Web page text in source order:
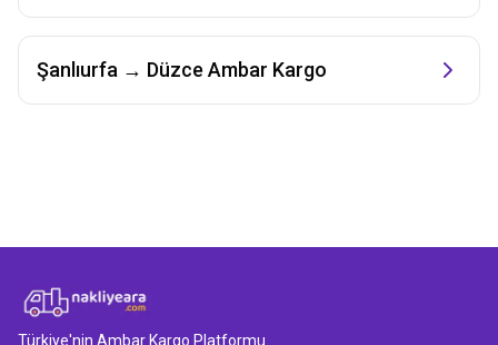
Şanlıurfa → Düzce Ambar Kargo
Türkiye'nin Ambar Kargo Platformu